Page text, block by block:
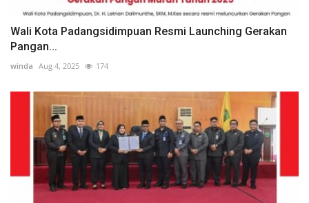
Wali Kota Padangsidimpuan Resmi Launching Gerakan
Pangan...
winda Aug 4, 2025 174